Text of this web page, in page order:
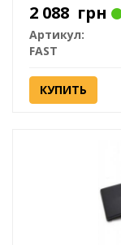
2 088 грн
Артикул:
FAST
КУПИТЬ